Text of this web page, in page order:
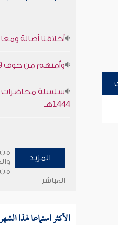
أخلاقنا أصالة
وأمنهم من خوف 9
سلسلة محاضرات
1444هـ
المزيد
من
من
المباشر
الأكثر استماعا لهذا الشهر